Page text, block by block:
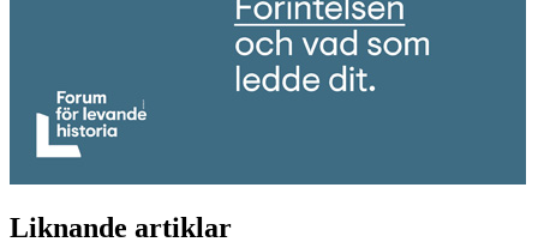
Liknande artiklar